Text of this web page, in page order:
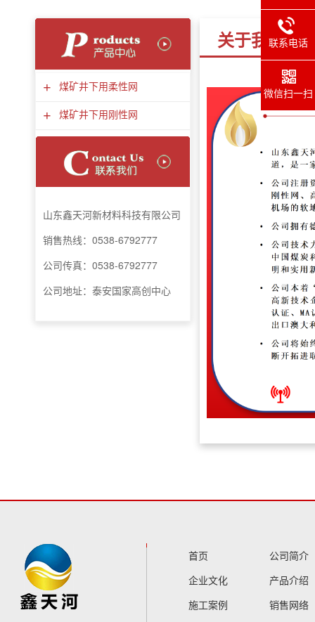
+ 煤矿井下用柔性网
+ 煤矿井下用刚性网
山东鑫天河新材料科技有限公司
销售热线：0538-6792777
公司传真： 0538-6792777
公司地址：泰安国家高创中心
关于我们
首页
公司简介
企业文化
产品介绍
施工案例
销售网络
联系电话
微信扫一扫